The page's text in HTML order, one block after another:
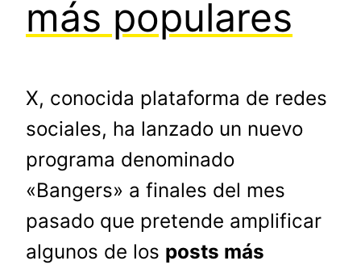
más populares
X, conocida plataforma de redes
sociales, ha lanzado un nuevo
programa denominado
«Bangers» a finales del mes
pasado que pretende amplificar
algunos de los posts más